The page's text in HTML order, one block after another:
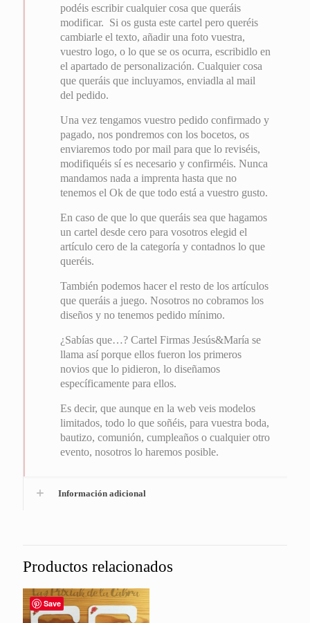
podéis escribir cualquier cosa que queráis
modificar. Si os gusta este cartel pero queréis
cambiarle el texto, añadir una foto vuestra,
vuestro logo, o lo que se os ocurra, escribidlo en
el apartado de personalización. Cualquier cosa
que queráis que incluyamos, enviadla al mail
del pedido.
Una vez tengamos vuestro pedido confirmado y
pagado, nos pondremos con los bocetos, os
enviaremos todo por mail para que lo reviséis,
modifiquéis sí es necesario y confirméis. Nunca
mandamos nada a imprenta hasta que no
tenemos el Ok de que todo está a vuestro gusto.
En caso de que lo que queráis sea que hagamos
un cartel desde cero para vosotros elegid el
artículo cero de la categoría y contadnos lo que
queréis.
También podemos hacer el resto de los artículos
que queráis a juego. Nosotros no cobramos los
diseños y no tenemos pedido mínimo.
¿Sabías que…? Cartel Firmas Jesús&María se
llama así porque ellos fueron los primeros
novios que lo pidieron, lo diseñamos
específicamente para ellos.
Es decir, que aunque en la web veis modelos
limitados, todo lo que soñéis, para vuestra boda,
bautizo, comunión, cumpleaños o cualquier otro
evento, nosotros lo haremos posible.
Información adicional
Productos relacionados
Save